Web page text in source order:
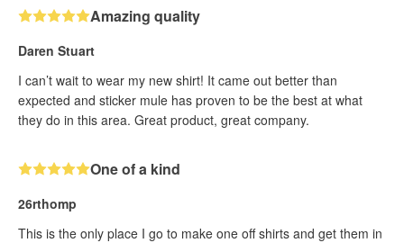
Amazing quality
Daren Stuart
I can’t wait to wear my new shirt! It came out better than
expected and sticker mule has proven to be the best at what
they do in this area. Great product, great company.
One of a kind
26rthomp
This is the only place I go to make one off shirts and get them in